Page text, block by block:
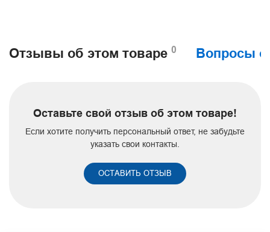
Отзывы об этом товаре 0 Вопросы
Оставьте свой отзыв об этом товаре!
Если хотите получить персональный ответ, не забудьте
указать свои контакты.
ОСТАВИТЬ ОТЗЫВ